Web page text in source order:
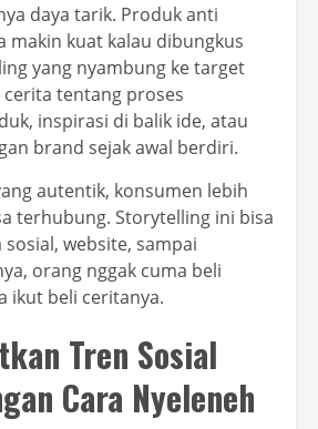
daya tarik. Produk anti
makin kuat kalau dibungkus
yang nyambung ke target
cerita tentang proses
inspirasi di balik ide, atau
brand sejak awal berdiri.
autentik, konsumen lebih
terhubung. Storytelling ini bisa
website, sampai
orang nggak cuma beli
ikut beli ceritanya.
Tren Sosial
Cara Nyeleneh